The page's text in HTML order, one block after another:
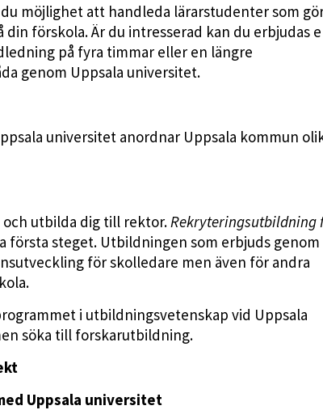
möjlighet att handleda lärarstudenter som
förskola. Är du intresserad kan du erbjudas
på fyra timmar eller en längre
genom Uppsala universitet.
universitet anordnar Uppsala kommun
och utbilda dig till rektor. Rekryteringsutbildning
första steget. Utbildningen som erbjuds genom
för skolledare men även för andra
i utbildningsvetenskap vid Uppsala
söka till forskarutbildning.
Uppsala universitet